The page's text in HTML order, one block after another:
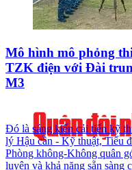
Mô hình mô phỏng
TZK điện với Đài
M3
Đó là sáng kiến cải tiến kỹ
lý Hậu cần - Kỹ thuật, Tiểu
Phòng không-Không quân
luyện và khả năng sẵn sàng